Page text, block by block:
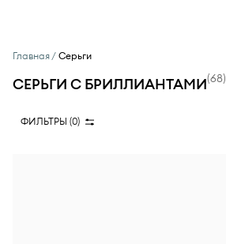
Главная Серьги
СЕРЬГИ С БРИЛЛИАНТАМИ(68)
ФИЛЬТРЫ (0)